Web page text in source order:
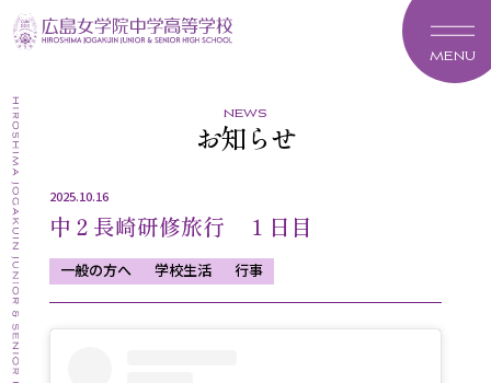
MENU
news
お知らせ
2025.10.16
中２長崎研修旅行 １日目
一般の方へ 学校生活 行事